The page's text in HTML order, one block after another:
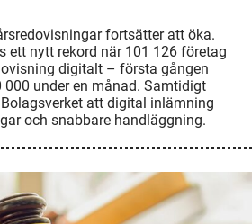
fortsätter att öka.
ett nytt rekord när 101 126 företag
digitalt – första gången
000 under en månad. Samtidigt
att digital inlämning
och snabbare handläggning.